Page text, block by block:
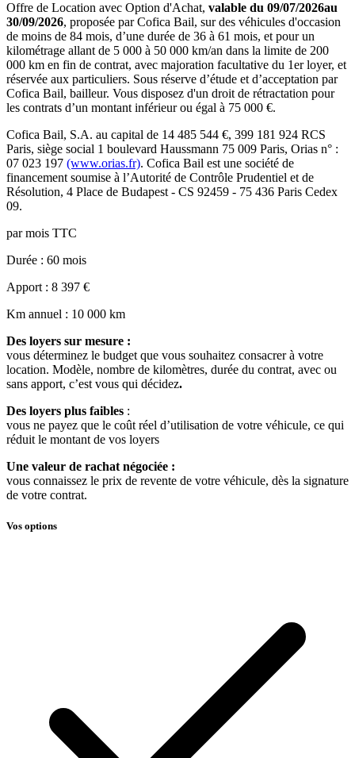
Offre de Location avec Option d'Achat, valable du 09/07/2026au
30/09/2026, proposée parCofica Bail, sur des véhicules d'occasion
de moins de 84 mois, d’une durée de 36 à 61 mois, et pour un
kilométrage allant de 5 000 à 50 000 km/an dans la limite de 200
000 km en fin de contrat, avec majoration facultative du 1er loyer, et
réservée aux particuliers. Sous réserve d’étude et d’acceptation par
Cofica Bail, bailleur. Vous disposez d'un droit de rétractation pour
les contrats d’un montant inférieur ou égal à 75 000 €.
Cofica Bail, S.A. au capital de 14 485 544 €, 399 181 924 RCS
Paris, siège social 1 boulevard Haussmann 75 009 Paris, Orias n° :
07 023 197 (www.orias.fr). Cofica Bail est une société de
financement soumise à l’Autorité de Contrôle Prudentiel et de
Résolution, 4 Place de Budapest - CS 92459 - 75 436 Paris Cedex
09.
par mois TTC
Durée : 60 mois
Apport : 8 397 €
Km annuel : 10 000 km
Des loyers sur mesure :
vous déterminez le budget que vous souhaitez consacrer à votre
location. Modèle, nombre de kilomètres, durée du contrat, avec ou
sans apport, c’est vous qui décidez.
Des loyers plus faibles :
vous ne payez que le coût réel d’utilisation de votre véhicule, ce qui
réduit le montant de vos loyers
Une valeur de rachat négociée :
vous connaissez le prix de revente de votre véhicule, dès la signature
de votre contrat.
Vos options